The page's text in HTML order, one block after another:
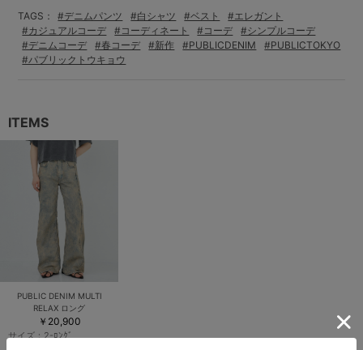
TAGS： #デニムパンツ #白シャツ #ベスト
#エレガント
#カジュアルコーデ
#コーディネート #コーデ
#シンプルコーデ
#デニムコーデ
#春コーデ #新作 #PUBLICDENIM
#PUBLICTOKYO
#パブリックトウキョウ
ITEMS
PUBLIC DENIM MULTI
RELAX ロング
￥20,900
サイズ：2-ﾛﾝｸﾞ